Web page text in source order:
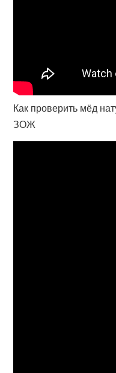
Как проверить мёд
ЗОЖ